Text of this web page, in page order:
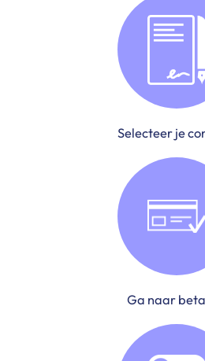
Selecteer je
Ga naar